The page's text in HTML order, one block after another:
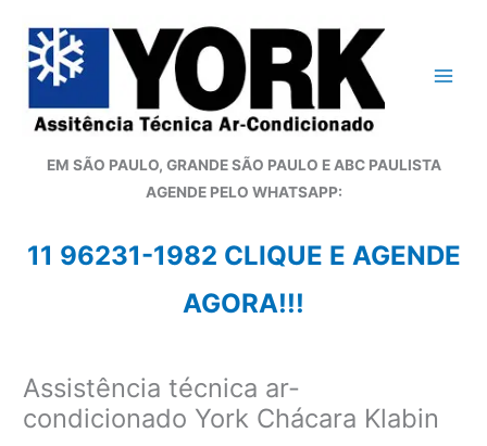
para
conteúdo
EM SÃO PAULO, GRANDE SÃO PAULO E ABC PAULISTA
AGENDE PELO WHATSAPP:
11 96231-1982 CLIQUE E AGENDE
AGORA!!!
Assistência técnica ar-
condicionado York Chácara Klabin